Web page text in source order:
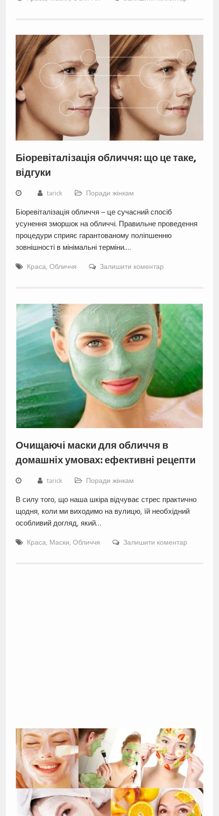
Біоревіталізація обличчя: що це таке,
відгуки
tarick Поради жінкам
Біоревіталізація обличчя – це сучасний спосіб
усунення зморшок на обличчі. Правильне проведення
процедури сприяє гарантованому поліпшенню
зовнішності в мінімальні терміни.…
Краса, Обличчя Залишити коментар
Очищаючі маски для обличчя в
домашніх умовах: ефективні рецепти
tarick Поради жінкам
В силу того, що наша шкіра відчуває стрес практично
щодня, коли ми виходимо на вулицю, їй необхідний
особливий догляд, який…
Краса, Маски, Обличчя Залишити коментар